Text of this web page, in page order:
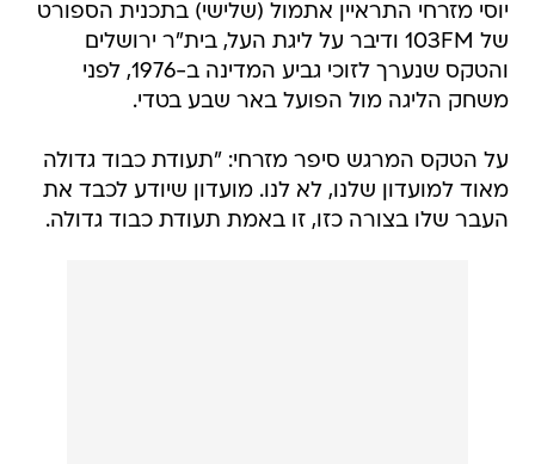
יוסי מזרחי התראיין אתמול (שלישי) בתכנית הספורט
של 103FM ודיבר על ליגת העל, בית"ר ירושלים
והטקס שנערך לזוכי גביע המדינה ב-1976, לפני
משחק הליגה מול הפועל באר שבע בטדי.
על הטקס המרגש סיפר מזרחי: "תעודת כבוד גדולה
מאוד למועדון שלנו, לא לנו. מועדון שיודע לכבד את
העבר שלו בצורה כזו, זו באמת תעודת כבוד גדולה.